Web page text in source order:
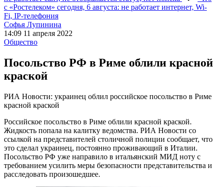
с «Ростелеком» сегодня, 6 августа: не работает интернет, Wi-
Fi, IP-телефония
Софья Лупинина
14:09 11 апреля 2022
Общество
Посольство РФ в Риме облили красной
краской
РИА Новости: украинец облил российское посольство в Риме
красной краской
Российское посольство в Риме облили красной краской.
Жидкость попала на калитку ведомства. РИА Новости со
ссылкой на представителей столичной полиции сообщает, что
это сделал украинец, постоянно проживающий в Италии.
Посольство РФ уже направило в итальянский МИД ноту с
требованием усилить меры безопасности представительства и
расследовать произошедшее.